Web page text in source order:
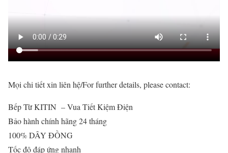
Mọi chi tiết xin liên hệ/For further details, please contact:
Bếp Từ KITIN – Vua Tiết Kiệm Điện
Bảo hành chính hãng 24 tháng
100% DÂY ĐỒNG
Tốc độ đáp ứng nhanh